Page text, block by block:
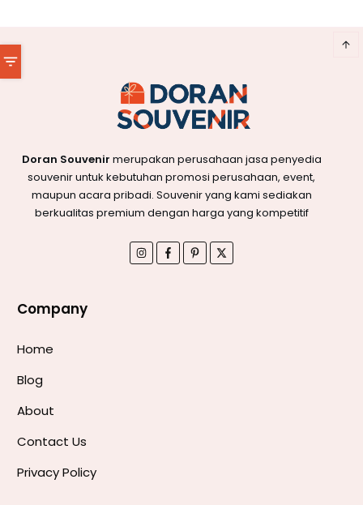
Doran Souvenir merupakan perusahaan jasa penyedia
souvenir untuk kebutuhan promosi perusahaan, event,
maupun acara pribadi. Souvenir yang kami sediakan
berkualitas premium dengan harga yang kompetitif
Company
Home
Blog
About
Contact Us
Privacy Policy